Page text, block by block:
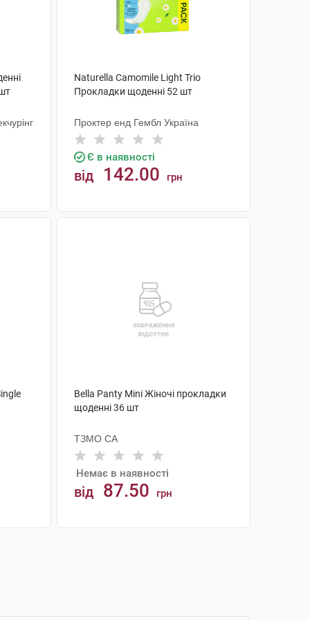
Naturella Camomile Light Trio
Прокладки щоденнi 52 шт
Проктер енд Гембл Україна
Є в наявності
від 142.00 грн
Bella Panty Mini Жіночі прокладки
щоденні 36 шт
ТЗМО СА
Немає в наявності
від 87.50 грн